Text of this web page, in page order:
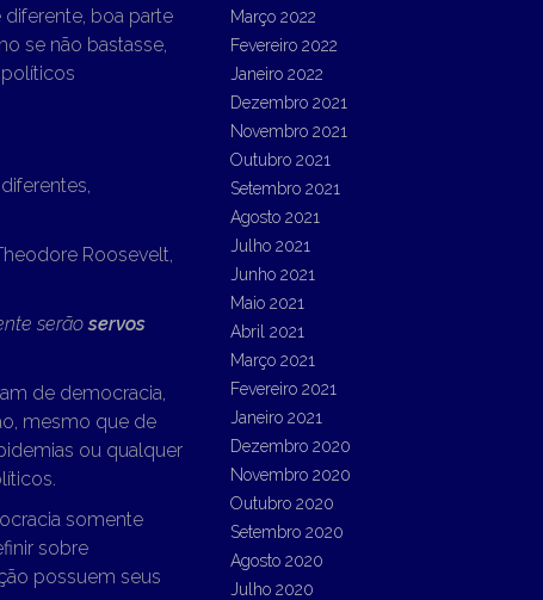
boa parte
se não bastasse,
Roosevelt,
serãoservos
de democracia,
mesmo que de
ou qualquer
somente
sobre
possuem seus
Março 2022
Fevereiro 2022
Janeiro 2022
Dezembro 2021
Novembro 2021
Outubro 2021
Setembro 2021
Agosto 2021
Julho 2021
Junho 2021
Maio 2021
Abril 2021
Março 2021
Fevereiro 2021
Janeiro 2021
Dezembro 2020
Novembro 2020
Outubro 2020
Setembro 2020
Agosto 2020
Julho 2020